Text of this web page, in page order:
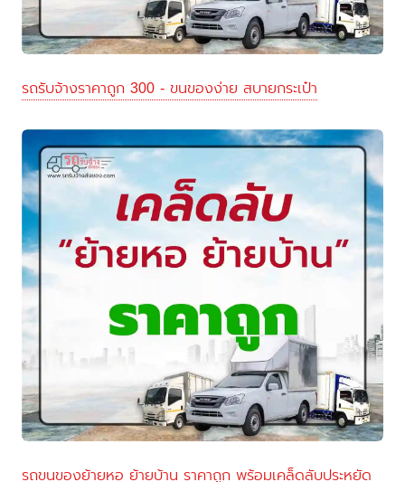
รถรับจ้างราคาถูก 300 - ขนของง่าย สบายกระเป๋า
รถขนของย้ายหอ ย้ายบ้าน ราคาถูก พร้อมเคล็ดลับประหยัด